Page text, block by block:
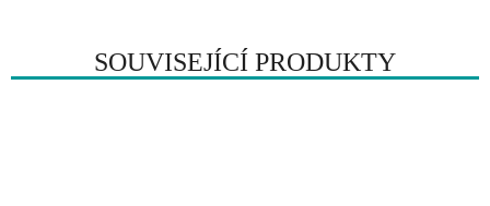
SOUVISEJÍCÍ PRODUKTY